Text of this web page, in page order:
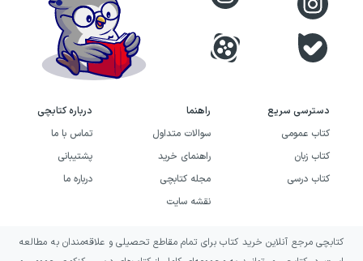
دسترسی سریع
کتاب عمومی
کتاب زبان
کتاب درسی
راهنما
سوالات متداول
راهنمای خرید
مجله کتابچی
نقشه سایت
درباره کتابچی
تماس با ما
پشتیبانی
درباره ما
کتابچی مرجع آنلاین خرید کتاب برای تمام مقاطع تحصیلی و علاقه‌مندان به مطالعه